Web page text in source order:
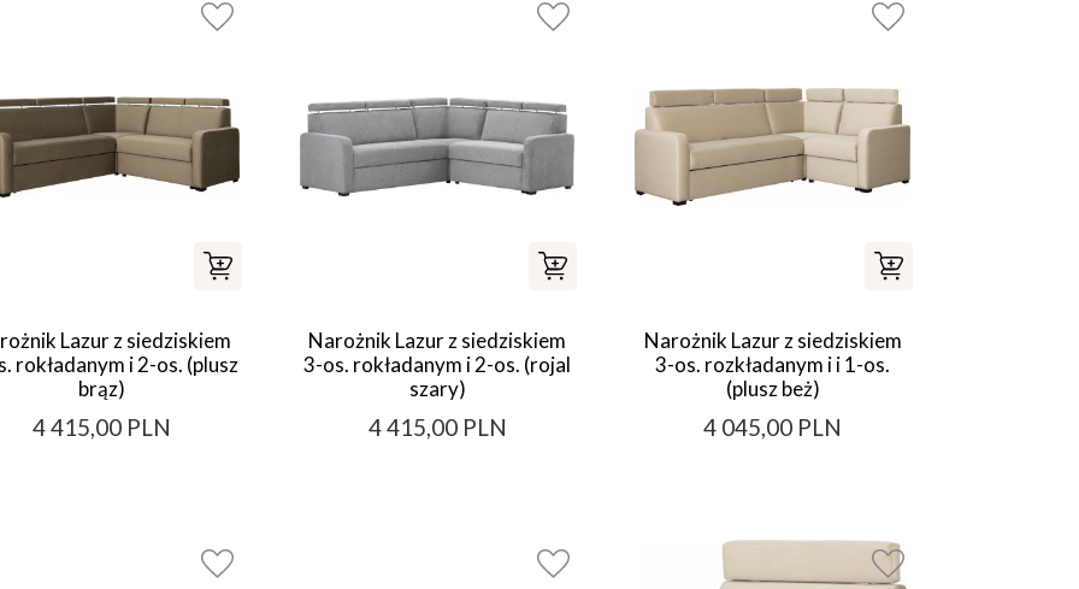
Lazur z siedziskiem
rokładanym i 2-os. (plusz
brąz)
4 415,00 PLN
Narożnik Lazur z siedziskiem
3-os. rokładanym i 2-os. (rojal
szary)
4 415,00 PLN
Narożnik Lazur z siedziskiem
3-os. rozkładanym i i 1-os.
(plusz beż)
4 045,00 PLN